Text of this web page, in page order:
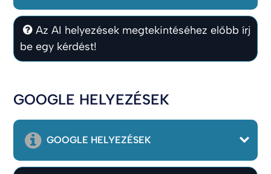
Az AI helyezések megtekintéséhez előbb írj
be egy kérdést!
GOOGLE HELYEZÉSEK
GOOGLE HELYEZÉSEK